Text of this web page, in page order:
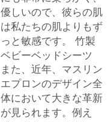
優しいので、彼らの肌
は私たちの肌よりもず
っと敏感です。 竹製
ベビーベッドシーツ
また、近年、マスリン
エプロンのデザイン全
体において大きな革新
が見られます。例え